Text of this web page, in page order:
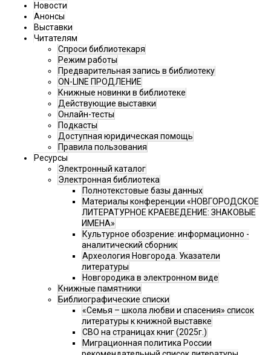
Новости
Анонсы
Выставки
Читателям
Спроси библиотекаря
Режим работы
Предварительная запись в библиотеку
ON-LINE ПРОДЛЕНИЕ
Книжные новинки в библиотеке
Действующие выставки
Онлайн-тесты
Подкасты
Доступная юридическая помощь
Правила пользования
Ресурсы
Электронный каталог
Электронная библиотека
Полнотекстовые базы данных
Материалы конференции «НОВГОРОДСКОЕ
ЛИТЕРАТУРНОЕ КРАЕВЕДЕНИЕ: ЗНАКОВЫЕ
ИМЕНА»
Культурное обозрение: информационно -
аналитический сборник
Археология Новгорода. Указатели
литературы
Новгородика в электронном виде
Книжные памятники
Библиографические списки
«Семья – школа любви и спасения» список
литературы к книжной выставке
СВО на страницах книг (2025г.)
Миграционная политика России